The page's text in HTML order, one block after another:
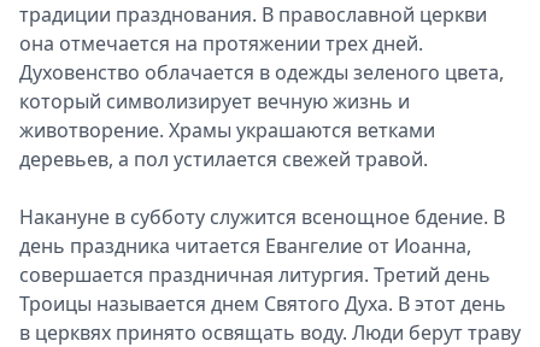
традиции празднования. В православной церкви
она отмечается на протяжении трех дней.
Духовенство облачается в одежды зеленого цвета,
который символизирует вечную жизнь и
животворение. Храмы украшаются ветками
деревьев, а пол устилается свежей травой.
Накануне в субботу служится всенощное бдение. В
день праздника читается Евангелие от Иоанна,
совершается праздничная литургия. Третий день
Троицы называется днем Святого Духа. В этот день
в церквях принято освящать воду. Люди берут траву